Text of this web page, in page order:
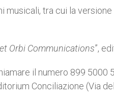
musicali, tra cui la
Orbi Communications”,
il numero 899 5000
Conciliazione (Via